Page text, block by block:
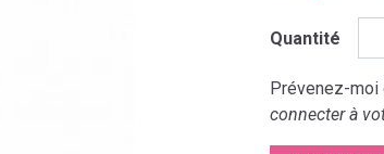
Quantité
Prévenez-
connecter à